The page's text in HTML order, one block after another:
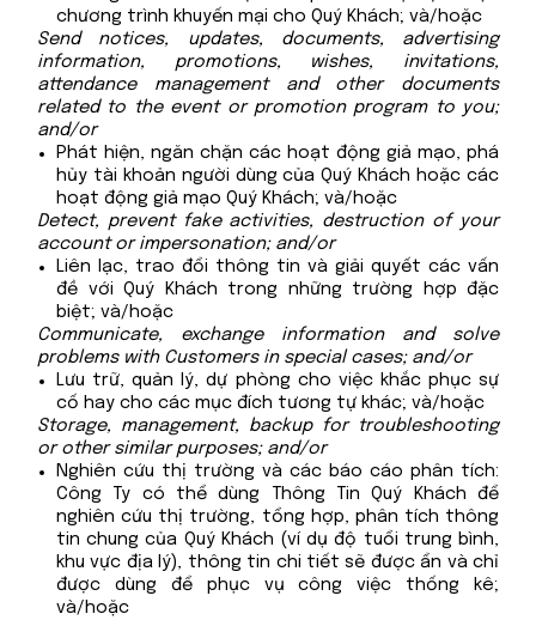
chương trình khuyến mại cho Quý Khách; và/hoặc
Send notices, updates, documents, advertising
information, promotions, wishes, invitations,
attendance management and other documents
related to the event or promotion program to you;
and/or
Phát hiện, ngăn chặn các hoạt động giả mạo, phá
hủy tài khoản người dùng của Quý Khách hoặc các
hoạt động giả mạo Quý Khách; và/hoặc
Detect, prevent fake activities, destruction of your
account or impersonation; and/or
Liên lạc, trao đổi thông tin và giải quyết các vấn
đề với Quý Khách trong những trường hợp đặc
biệt; và/hoặc
Communicate, exchange information and solve
problems with Customers in special cases; and/or
Lưu trữ, quản lý, dự phòng cho việc khắc phục sự
cố hay cho các mục đích tương tự khác; và/hoặc
Storage, management, backup for troubleshooting
or other similar purposes; and/or
Nghiên cứu thị trường và các báo cáo phân tích:
Công Ty có thể dùng Thông Tin Quý Khách để
nghiên cứu thị trường, tổng hợp, phân tích thông
tin chung của Quý Khách (ví dụ độ tuổi trung bình,
khu vực địa lý), thông tin chi tiết sẽ được ẩn và chỉ
được dùng để phục vụ công việc thống kê;
và/hoặc